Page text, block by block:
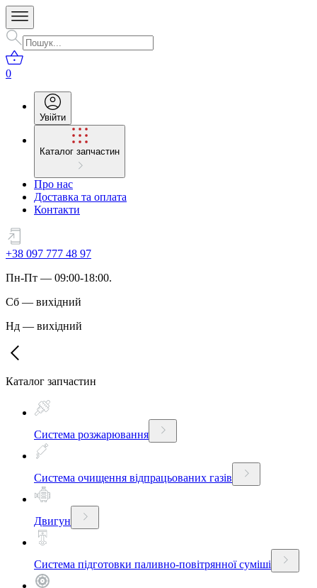
0
Увійти
Каталог запчастин
Про нас
Доставка та оплата
Контакти
+38 097 777 48 97
Пн-Пт — 09:00-18:00.
Сб — вихідний
Нд — вихідний
Каталог запчастин
Система розжарювання
Система очищення відпрацьованих газів
Двигун
Система підготовки паливно-повітрянної суміші